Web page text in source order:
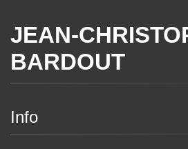
JEAN-
BARDOUT
Info